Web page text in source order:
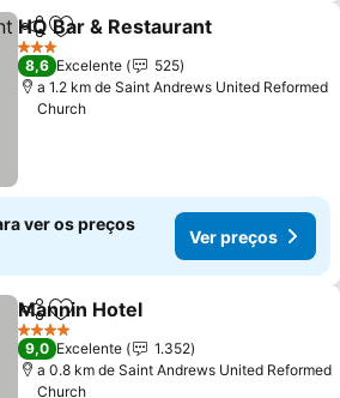
PartilharAdicionar aos favoritos
HQ Bar & Restaurant
3 Estrelas
8,6 Excelente
525
a 1.2 km de Saint Andrews United Reformed
Church
ver os preços
Ver preços
PartilharAdicionar aos favoritos
Mannin Hotel
4 Estrelas
9,0 Excelente
1.352
a 0.8 km de Saint Andrews United Reformed
Church